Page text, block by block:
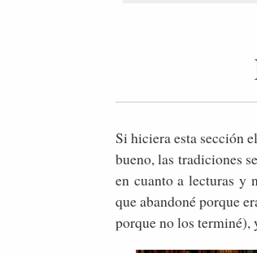
Si hiciera esta sección
bueno, las tradiciones
en cuanto a lecturas y
que abandoné porque
porque no los terminé),